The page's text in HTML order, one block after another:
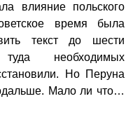
влияние польского
время была
текст до шести
необходимых
Но Перуна
Мало ли что…